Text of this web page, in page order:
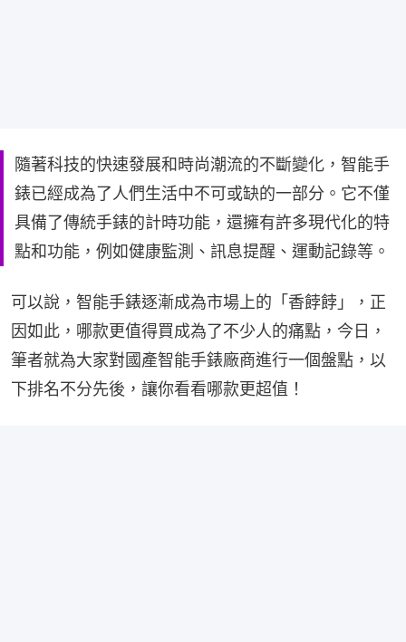
隨著科技的快速發展和時尚潮流的不斷變化，智能手
錶已經成為了人們生活中不可或缺的一部分。它不僅
具備了傳統手錶的計時功能，還擁有許多現代化的特
點和功能，例如健康監測、訊息提醒、運動記錄等。
可以說，智能手錶逐漸成為市場上的「香餑餑」，正
因如此，哪款更值得買成為了不少人的痛點，今日，
筆者就為大家對國產智能手錶廠商進行一個盤點，以
下排名不分先後，讓你看看哪款更超值！